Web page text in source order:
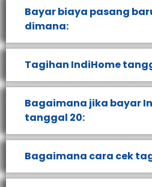
Bayar biaya pasang
dimana:
Tagihan IndiHome
Bagaimana jika bayar
tanggal 20:
Bagaimana cara cek